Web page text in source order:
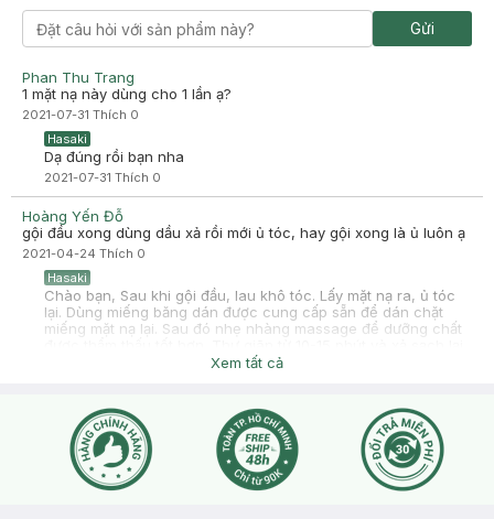
Gửi
Phan Thu Trang
1 mặt nạ này dùng cho 1 lần ạ?
2021-07-31 Thích 0
Hasaki
Dạ đúng rồi bạn nha
2021-07-31 Thích 0
Hoàng Yến Đỗ
gội đầu xong dùng dầu xả rồi mới ủ tóc, hay gội xong là ủ luôn ạ
2021-04-24 Thích 0
Hasaki
Chào bạn, Sau khi gội đầu, lau khô tóc. Lấy mặt nạ ra, ủ tóc
lại. Dùng miếng băng dán được cung cấp sẵn để dán chặt
miếng mặt nạ lại. Sau đó nhẹ nhàng massage để dưỡng chất
bằng nước. ***Sử dụng 1-2 lần/tháng.
Xem tất cả